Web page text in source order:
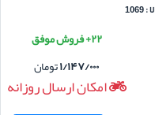
۲۲+ فروش موفق
۱/۱۴۷/۰۰۰تومان
امکان ارسال روزانه